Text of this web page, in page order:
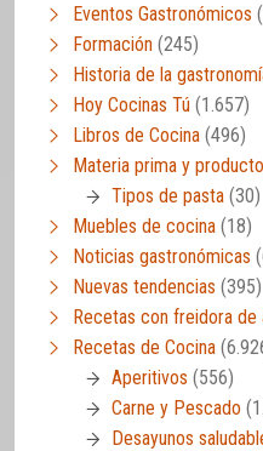
Eventos Gastronómicos
Formación (245)
Historia de la
Hoy Cocinas Tú (1.657)
Libros de Cocina (496)
Materia prima y
Tipos de pasta (30)
Muebles de cocina (18)
Noticias gastronómicas
Nuevas tendencias (395)
Recetas con freidora de
Recetas de Cocina
Aperitivos (556)
Carne y Pescado
Desayunos